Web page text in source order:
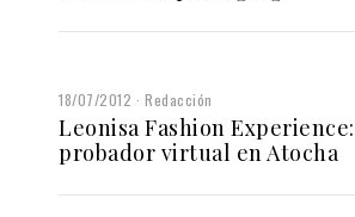
18/07/2012 Redacción
Leonisa Fashion
probador virtual en Atocha